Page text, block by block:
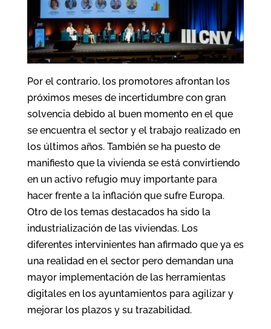
Por el contrario, los promotores afrontan los
próximos meses de incertidumbre con gran
solvencia debido al buen momento en el que
se encuentra el sector y el trabajo realizado en
los últimos años. También se ha puesto de
manifiesto que la vivienda se está convirtiendo
en un activo refugio muy importante para
hacer frente a la inflación que sufre Europa.
Otro de los temas destacados ha sido la
industrialización de las viviendas. Los
diferentes intervinientes han afirmado que ya es
una realidad en el sector pero demandan una
mayor implementación de las herramientas
digitales en los ayuntamientos para agilizar y
mejorar los plazos y su trazabilidad.